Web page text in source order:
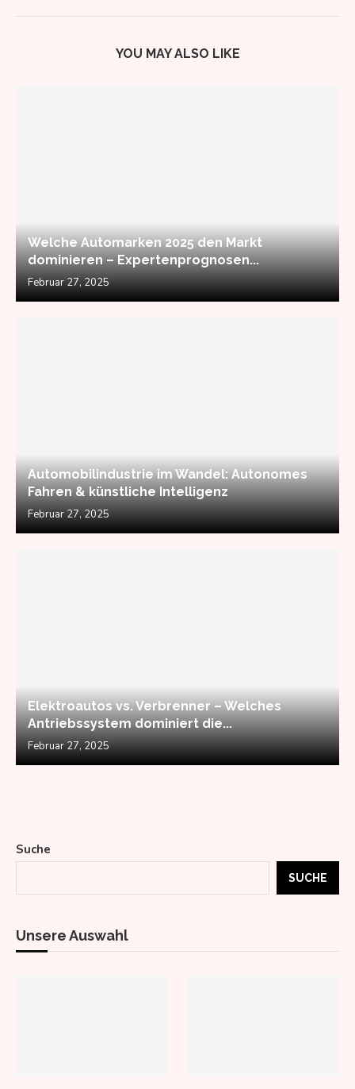
YOU MAY ALSO LIKE
Welche Automarken 2025 den Markt
dominieren – Expertenprognosen...
Februar 27, 2025
Automobilindustrie im Wandel: Autonomes
Fahren & künstliche Intelligenz
Februar 27, 2025
Elektroautos vs. Verbrenner – Welches
Antriebssystem dominiert die...
Februar 27, 2025
Suche
SUCHE
Unsere Auswahl